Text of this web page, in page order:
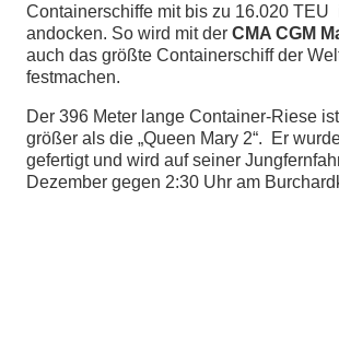
Containerschiffe mit bis zu 16.020 TEU
andocken. So wird mit der CMA CGM
auch das größte Containerschiff der
festmachen.
Der 396 Meter lange Container-Riese
größer als die „Queen Mary 2“. Er
gefertigt und wird auf seiner
Dezember gegen 2:30 Uhr am